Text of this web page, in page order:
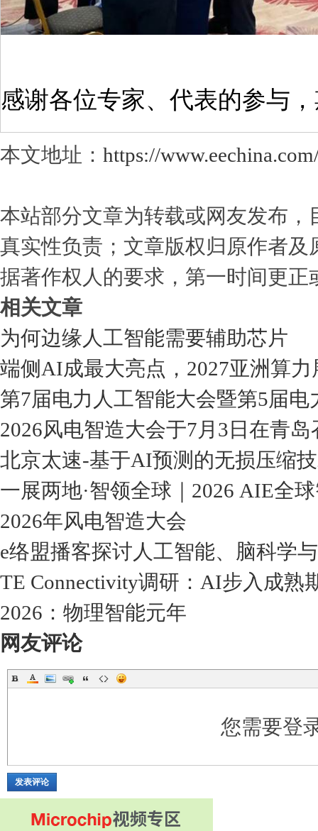
感谢各位专家、代表的参与
本文地址： https://
本站部分文章为转载或网友发布
真实性负责；文章版权归原作者
据著作权人的要求，第一时间更正
相关文章
为何边缘人工智能需要辅助芯片
端侧AI成最大亮点，2027亚洲算
第7届电力人工智能大会暨第5届
2026风电智造大会于7月3日在青岛
北京太速-基于AI预测的无损压缩
一展两地·智领全球｜2026 AIE全
2026年风电智造大会
e络盟播客探讨人工智能、脑科学
TE Connectivity调研：AI步入成熟
2026：物理智能元年
网友评论
您需要登
发表评论